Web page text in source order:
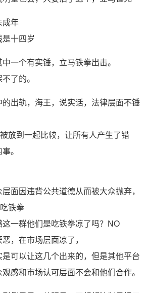
成年
十四岁
一个有实锤，立马铁拳出击。
了的。
的出轨，海王，说实话，法律层面不锤
放到一起比较，让所有人产生了错
。
面因违背公共道德从而被大众抛弃，
铁拳
这一群他们是吃铁拳凉了吗？NO
，在市场层面凉了，
可以让这几个出来的，但是其他平台
感和市场认可层面不会和他们合作。